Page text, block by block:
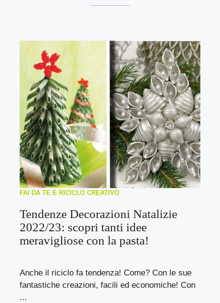
FAI DA TE E RICICLO CREATIVO
Tendenze Decorazioni Natalizie
2022/23: scopri tanti idee
meravigliose con la pasta!
Anche il riciclo fa tendenza! Come? Con le sue
fantastiche creazioni, facili ed economiche! Con
...